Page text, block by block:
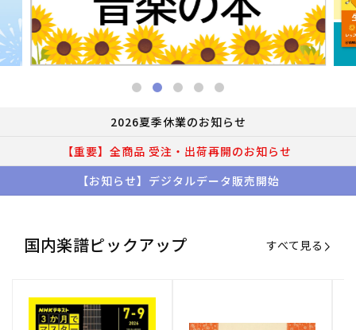
2026夏季休業のお知らせ
【重要】全商品 受注・出荷再開のお知らせ
【お知らせ】デジタルデータ販売開始
国内楽譜ピックアップ すべて見る